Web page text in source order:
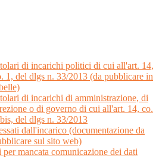
di incarichi politici di cui all'art. 14,
1, del dlgs n. 33/2013 (da pubblicare in
di incarichi di amministrazione, di
o di governo di cui all'art. 14, co.
del dlgs n. 33/2013
dall'incarico (documentazione da
sul sito web)
per mancata comunicazione dei dati